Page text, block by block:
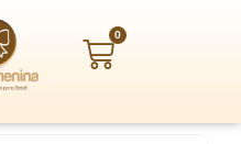
0
Carrinho